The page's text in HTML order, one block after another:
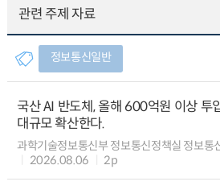
관련 주제 자료
정보통신일반
국산 AI 반도체, 올해 600억원 이상 투
대규모 확산한다.
과학기술정보통신부 정보통신정책실 정보통
2026.08.06
2p